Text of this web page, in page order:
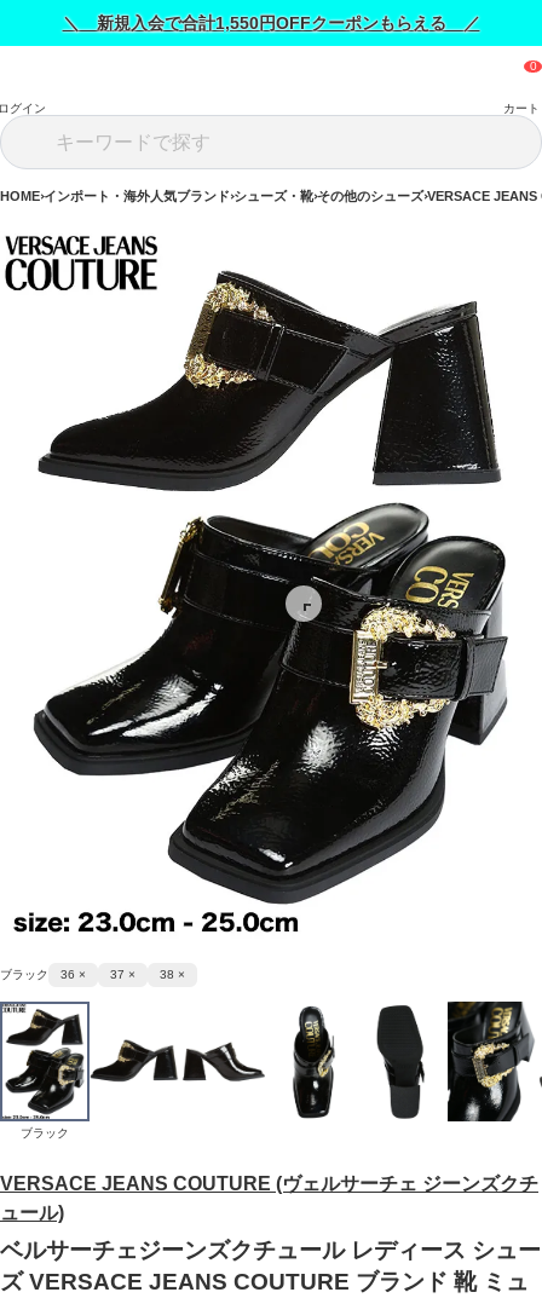
＼ 新規入会で合計1,550円OFFクーポンもらえる ／
グイン カート
HOME インポート・海外人気ブランド シューズ・靴 その他のシューズ VERSACE
VERSACE JEANS COUTURE (ヴェルサーチェ ジーンズクチ
ュール)
ベルサーチェジーンズクチュール レディース シュー
ズ VERSACE JEANS COUTURE ブランド 靴 ミュ
ブラック 36 × 37 × 38 ×
ブラック